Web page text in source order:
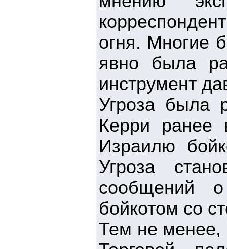
огня. Многие
явно была
инструмент
Угроза была
Керри ранее
Израилю
Угроза
сообщений
бойкотом со
Тем не менее,